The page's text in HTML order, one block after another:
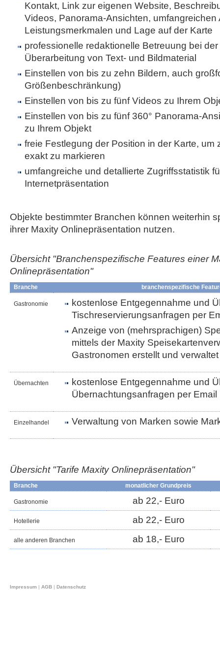
Kontakt, Link zur eigenen Website,
Videos, Panorama-Ansichten, umfangreichen
Leistungsmerkmalen und Lage auf der Karte
professionelle redaktionelle Betreuung bei
Überarbeitung von Text- und Bildmaterial
Einstellen von bis zu zehn Bildern, auch
Größenbeschränkung)
Einstellen von bis zu fünf Videos zu Ihrem
Einstellen von bis zu fünf 360° Panorama-
zu Ihrem Objekt
freie Festlegung der Position in der Karte, um
exakt zu markieren
umfangreiche und detallierte Zugriffsstatistik
Internetpräsentation
Objekte bestimmter Branchen können weiterhin
ihrer Maxity Onlinepräsentation nutzen.
Übersicht "Branchenspezifische Features einer
Onlinepräsentation"
Branche branchenspezifische
Gastronomie
kostenlose Entgegennahme und
Tischreservierungsanfragen per
Anzeige von (mehrsprachigen)
mittels der Maxity
Gastronomen erstellt und
Übernachten
kostenlose Entgegennahme und
Übernachtungsanfragen per
Einzelhandel Verwaltung von Marken sowie
Übersicht "Tarife Maxity Onlinepräsentation"
Branche monatlicher Grundpreis
Gastronomie ab 22,- Euro
Hotellerie ab 22,- Euro
alle anderen Branchen ab 18,- Euro
Impressum | AGB | Datenschutz